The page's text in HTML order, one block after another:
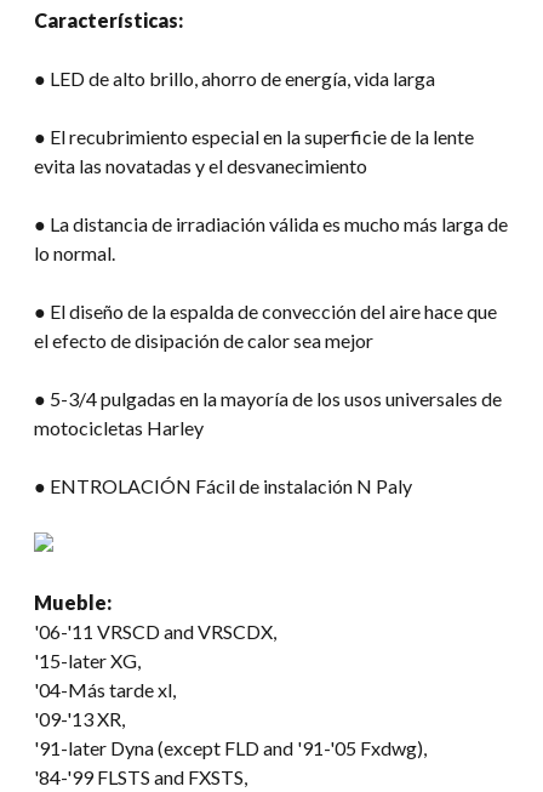
Características:
● LED de alto brillo, ahorro de energía, vida larga
● El recubrimiento especial en la superficie de la lente
evita las novatadas y el desvanecimiento
● La distancia de irradiación válida es mucho más larga de
lo normal.
● El diseño de la espalda de convección del aire hace que
el efecto de disipación de calor sea mejor
● 5-3/4 pulgadas en la mayoría de los usos universales de
motocicletas Harley
● ENTROLACIÓN Fácil de instalación N Paly
Mueble:
'06-'11 VRSCD and VRSCDX
'15-later XG
'04-Más tarde xl,
'09-'13 XR
'91-later Dyna(except FLD and '91-'05 Fxdwg),
'84-'99 FLSTS and FXSTS